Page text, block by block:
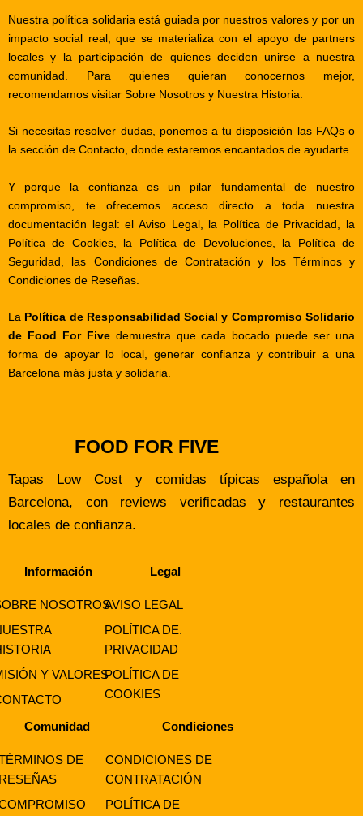
Nuestra política solidaria está guiada por nuestros valoresy por un
impacto social real, que se materializa con el apoyo de partners
locales y la participación de quienes decidenunirse a nuestra
comunidad. Para quienes quieran conocernos mejor,
recomendamos visitar Sobre Nosotros y Nuestra Historia
Si necesitas resolver dudas, ponemos a tu disposición las FAQso
la sección de Contacto , donde estaremos encantados de ayudarte.
Y porque la confianza es un pilar fundamental de nuestro
compromiso, te ofrecemos acceso directo a toda nuestra
documentación legal: el Aviso Legal, la Política de Privacidad , la
Política de Cookies, la Política de Devoluciones, la Política de
Seguridad , las Condiciones de Contratación y los Términos y
Condiciones de Reseñas
La Política de Responsabilidad Social y Compromiso Solidario
de Food For Fivedemuestra que cada bocado puede ser una
forma de apoyar lo local, generar confianza y contribuir a una
Barcelona más justa y solidaria.
FOOD FOR FIVE
Tapas Low Cost y comidas típicas española en
Barcelona, con reviews verificadas y restaurantes
locales de confianza.
Información Legal
NOSOTROS
Y VALORES
AVISO LEGAL
POLÍTICA DE.
PRIVACIDAD
POLÍTICA DE
COOKIES
Comunidad Condiciones
DE
CONDICIONES DE
CONTRATACIÓN
POLÍTICA DE